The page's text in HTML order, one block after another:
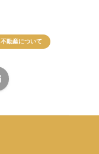
不動産について